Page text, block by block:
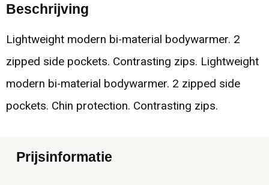
Beschrijving
Lightweight modern bi-material bodywarmer. 2
zipped side pockets. Contrasting zips. Lightweight
modern bi-material bodywarmer. 2 zipped side
pockets. Chin protection. Contrasting zips.
Prijsinformatie